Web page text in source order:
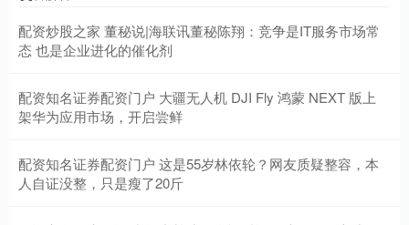
配资炒股之家 董秘说|海联讯董秘陈翔：竞争是IT服务市场常
态 也是企业进化的催化剂
配资知名证券配资门户 大疆无人机 DJI Fly 鸿蒙 NEXT 版上
架华为应用市场，开启尝鲜
配资知名证券配资门户 这是55岁林依轮？网友质疑整容，本
人自证没整，只是瘦了20斤